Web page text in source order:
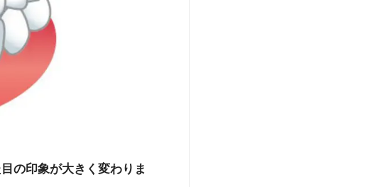
目の印象が大きく変わりま